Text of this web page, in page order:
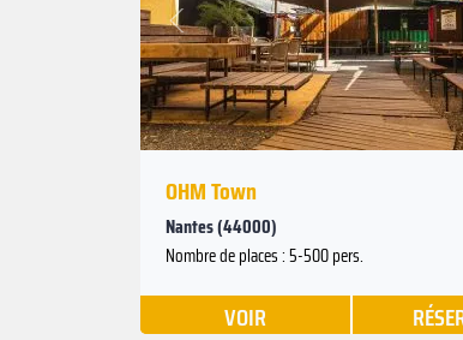
Précédent
OHM Town
Nantes (44000)
Nombre de places : 5-500 pers.
VOIR